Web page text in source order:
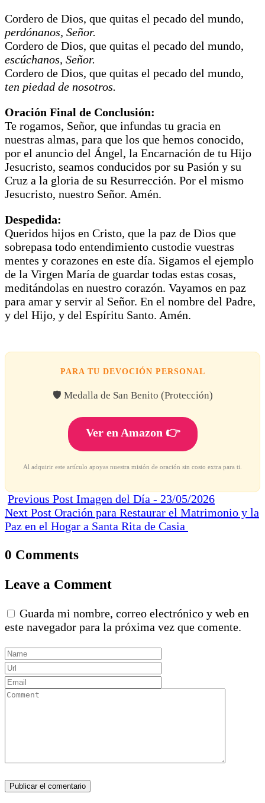
Cordero de Dios, que quitas el pecado del mundo,
perdónanos, Señor.
Cordero de Dios, que quitas el pecado del mundo,
escúchanos, Señor.
Cordero de Dios, que quitas el pecado del mundo,
ten piedad de nosotros.
Oración Final de Conclusión:
Te rogamos, Señor, que infundas tu gracia en
nuestras almas, para que los que hemos conocido,
por el anuncio del Ángel, la Encarnación de tu Hijo
Jesucristo, seamos conducidos por su Pasión y su
Cruz a la gloria de su Resurrección. Por el mismo
Jesucristo, nuestro Señor. Amén.
Despedida:
Queridos hijos en Cristo, que la paz de Dios que
sobrepasa todo entendimiento custodie vuestras
mentes y corazones en este día. Sigamos el ejemplo
de la Virgen María de guardar todas estas cosas,
meditándolas en nuestro corazón. Vayamos en paz
para amar y servir al Señor. En el nombre del Padre,
y del Hijo, y del Espíritu Santo. Amén.
PARA TU DEVOCIÓN PERSONAL
🛡️ Medalla de San Benito (Protección)
Ver en Amazon 👉
Al adquirir este artículo apoyas nuestra misión de oración sin costo extra para ti.
Previous Post Imagen del Día - 23/05/2026
Next Post Oración para Restaurar el Matrimonio y la
Paz en el Hogar a Santa Rita de Casia
0 Comments
Leave a Comment
Guarda mi nombre, correo electrónico y web en
este navegador para la próxima vez que comente.